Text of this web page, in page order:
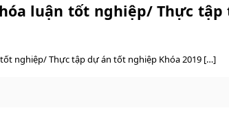
luận tốt nghiệp/ Thực
nghiệp/ Thực tập dự án tốt nghiệp Khóa 2019 […]